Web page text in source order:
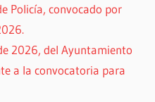
Policía, convocado por
2026, del Ayuntamiento
a la convocatoria para